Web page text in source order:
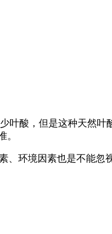
叶酸，但是这种天然
。
环境因素也是不能忽